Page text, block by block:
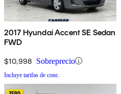
2017 Hyundai Accent SE Sedan
FWD
$10,998 Sobreprecio
Incluye tarifas de conc.